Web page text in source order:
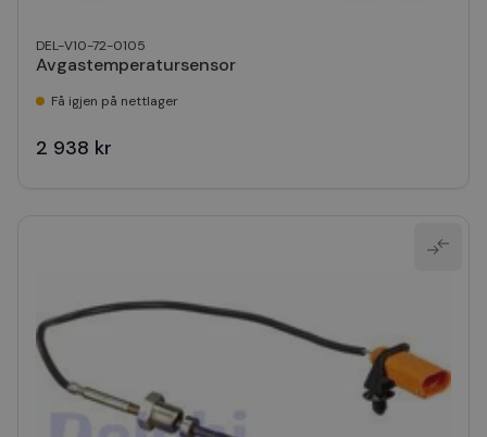
DEL-V10-72-0105
Avgastemperatursensor
Få igjen på nettlager
2 938 kr